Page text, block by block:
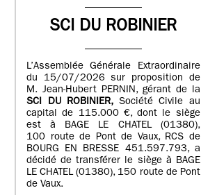
SCI DU ROBINIER
L’Assemblée Générale Extraordinaire
du 15/07/2026 sur proposition de
M. Jean-Hubert PERNIN, gérant de la
SCI DU ROBINIER, Société Civile au
capital de 115.000 €, dont le siège
est à BAGE LE CHATEL (01380),
100 route de Pont de Vaux, RCS de
BOURG EN BRESSE 451.597.793, a
décidé de transférer le siège à BAGE
LE CHATEL (01380), 150 route de Pont
de Vaux.